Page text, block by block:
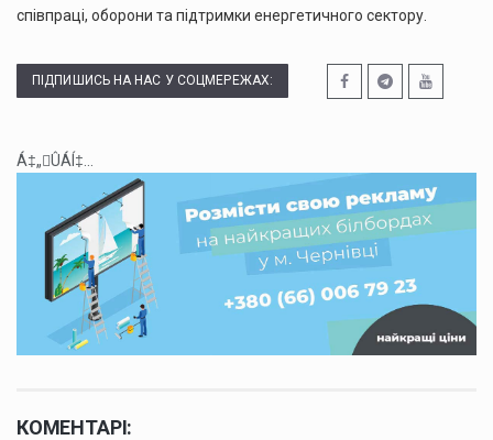
співпраці, оборони та підтримки енергетичного сектору.
ПІДПИШИСЬ НА НАС У СОЦМЕРЕЖАХ:
Á‡„ÛÁÍ‡...
КОМЕНТАРІ: